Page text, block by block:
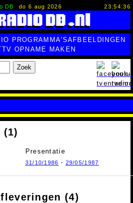
DB do 6 aug 2026 23:54:37
PROGRAMMA'SAFBEELDINGEN
TV OPNAME MAKEN
Zoek
(1)
Presentatie
31/10/1986 - 29/05/1987
(4)